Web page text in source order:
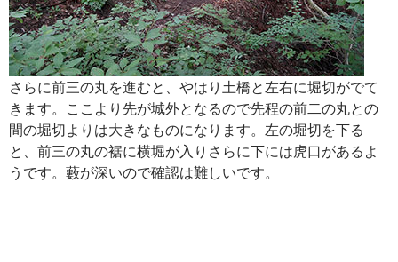
さらに前三の丸を進むと、やはり土橋と左右に堀切がでて
きます。ここより先が城外となるので先程の前二の丸との
間の堀切よりは大きなものになります。左の堀切を下る
と、前三の丸の裾に横堀が入りさらに下には虎口があるよ
うです。藪が深いので確認は難しいです。